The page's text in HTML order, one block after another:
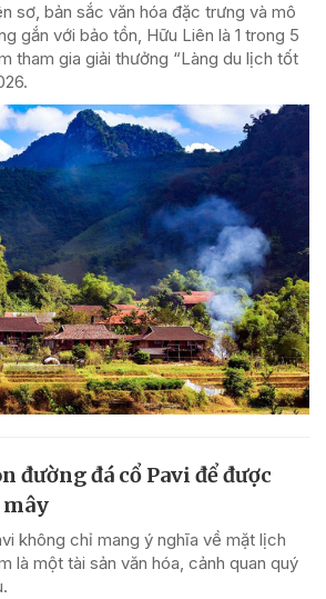
sơ, bản sắc văn hóa đặc trưng và mô
gắn với bảo tồn, Hữu Liên là 1 trong 5
tham gia giải thưởng “Làng du lịch tốt
đường đá cổ Pavi để được
mây
không chỉ mang ý nghĩa về mặt lịch
là một tài sản văn hóa, cảnh quan quý